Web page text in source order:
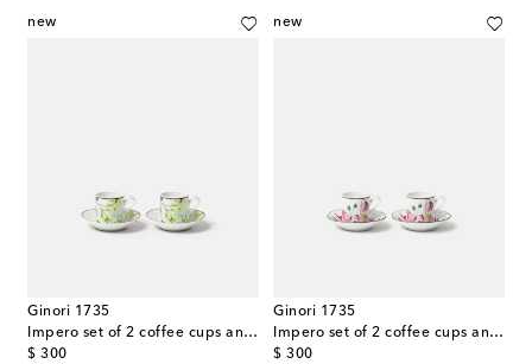
new
Ginori 1735
Impero set of 2 coffee cups and saucers
$ 300
original price
new
Ginori 1735
Impero set of 2 coffee cups and saucers
$ 300
original price